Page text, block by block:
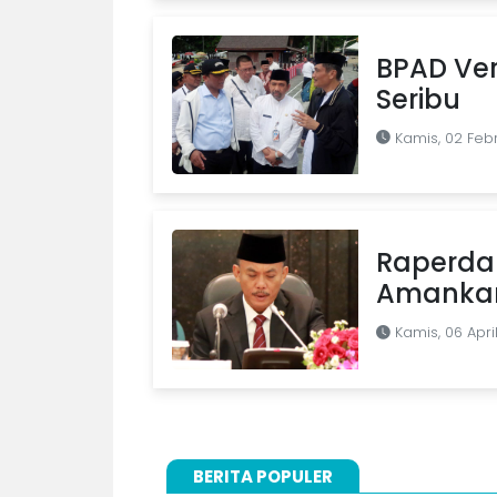
BPAD
Seribu
Kamis, 02
Kamis, 06
BERITA POPULER